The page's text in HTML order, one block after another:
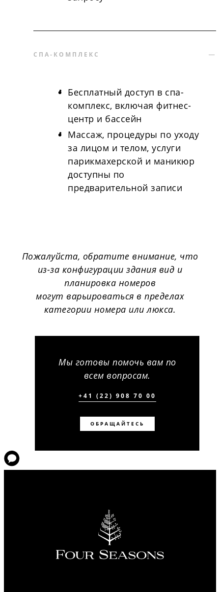
СПА-КОМПЛЕКС
Бесплатный доступ в спа-
комплекс, включая фитнес-
центр и бассейн
Массаж, процедуры по уходу
за лицом и телом, услуги
парикмахерской и маникюр
доступны по
предварительной записи
Пожалуйста, обратите внимание, что
из-за конфигурации здания вид и
планировка номеров
могут варьироваться в пределах
категории номера или люкса.
Мы готовы помочь вам по
всем вопросам.
+41 (22) 908 70 00
ОБРАЩАЙТЕСЬ